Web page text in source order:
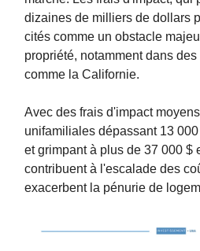
dizaines de milliers de dollars
cités comme un obstacle
propriété, notamment dans
comme la Californie.
Avec des frais d'impact
unifamiliales dépassant 13
et grimpant à plus de 37 000 $
contribuent à l'escalade des
exacerbent la pénurie de